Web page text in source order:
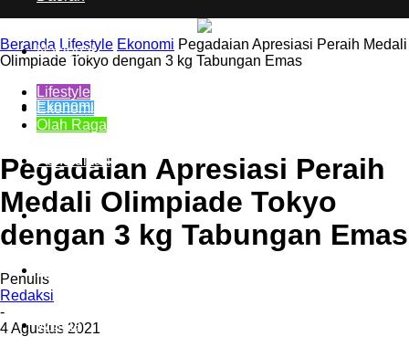
Nasional
Ekonomi
Pendidikan
Hukum
Olah Raga
Wisata
Beranda Lifestyle Ekonomi Pegadaian Apresiasi Peraih Medali
Olimpiade Tokyo dengan 3 kg Tabungan Emas
Lifestyle
Ekonomi
Olah Raga
Pegadaian Apresiasi Peraih
Medali Olimpiade Tokyo
dengan 3 kg Tabungan Emas
Penulis
Redaksi
-
4 Agustus 2021